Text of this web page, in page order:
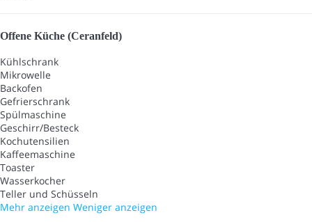
Offene Küche (Ceranfeld)
Kühlschrank
Mikrowelle
Backofen
Gefrierschrank
Spülmaschine
Geschirr/Besteck
Kochutensilien
Kaffeemaschine
Toaster
Wasserkocher
Teller und Schüsseln
Mehr anzeigen Weniger anzeigen